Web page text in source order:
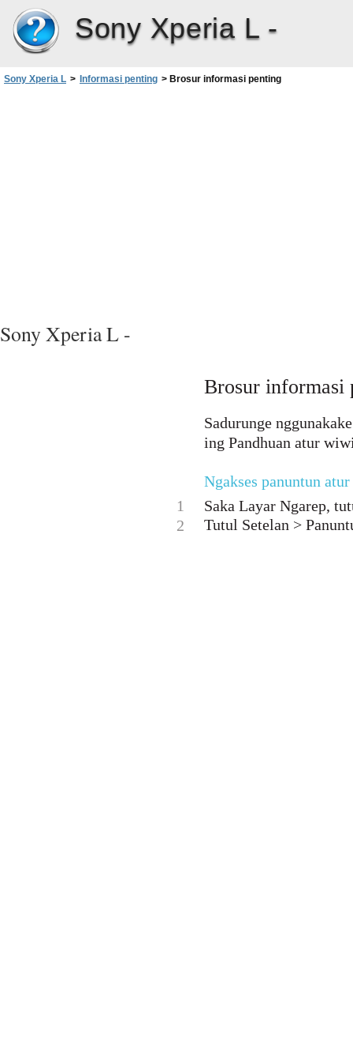
Sony Xperia L -
Sony Xperia L > Informasi penting > Brosur informasi penting
Sony Xperia L -
Brosur informasi
Sadurunge
ing Pandhuan atur
Ngakses panuntun
1
Saka Layar Ngarep,
2
Tutul Setelan >